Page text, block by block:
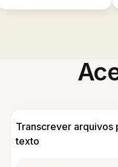
Transcrever arquivos
texto